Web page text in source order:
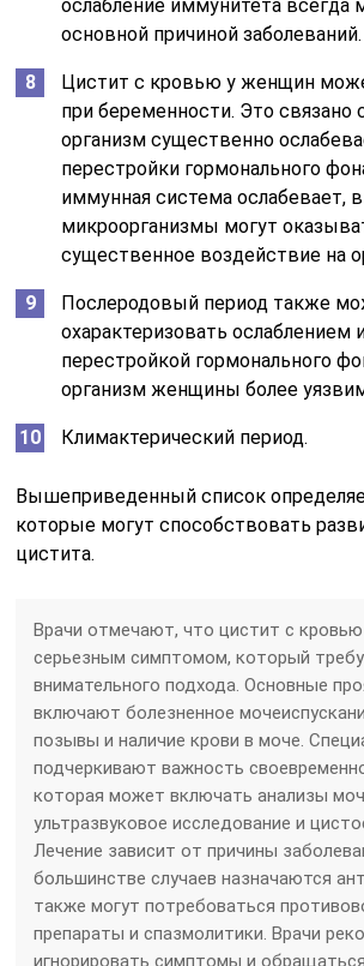
ослабление иммунитета всегда
основной причиной заболеваний.
Цистит с кровью у женщин
при беременности. Это связано
организм существенно
перестройки гормонального
иммунная система ослабевает,
микроорганизмы могут
существенное воздействие на
Послеродовый период также
охарактеризовать ослаблением
перестройкой гормонального
организм женщины более
Климактерический период.
Вышеприведенный список
которые могут способствовать
цистита.
Врачи отмечают, что цистит с кровью
серьезным симптомом, который
внимательного подхода. Основные
включают болезненное
позывы и наличие крови в моче.
подчеркивают важность
которая может включать анализы
ультразвуковое исследование и
Лечение зависит от причины
большинстве случаев назначаются
также могут потребоваться
препараты и спазмолитики. Врачи
игнорировать симптомы и